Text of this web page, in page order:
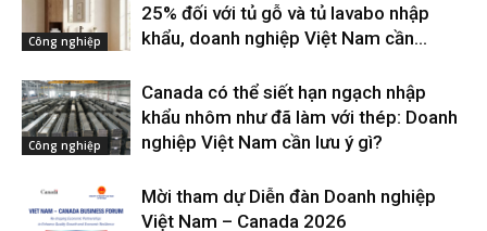
Công nghiệp
25% đối với tủ gỗ và tủ lavabo nhập
khẩu, doanh nghiệp Việt Nam cần...
Công nghiệp
Canada có thể siết hạn ngạch nhập
khẩu nhôm như đã làm với thép: Doanh
nghiệp Việt Nam cần lưu ý gì?
Mời tham dự Diễn đàn Doanh nghiệp
Việt Nam – Canada 2026